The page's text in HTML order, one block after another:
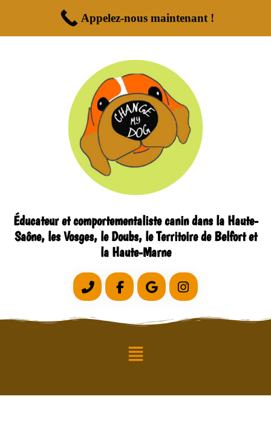
Éducateur et comportementaliste canin dans la Haute-
Saône, les Vosges, le Doubs, le Territoire de Belfort et
la Haute-Marne
Appelez-nous maintenant !